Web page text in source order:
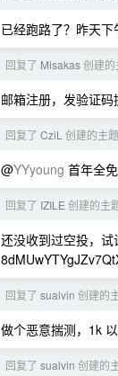
已经跑路了？昨天
回复了 Misakas创建的
邮箱注册，发验证
回复了 CziL 创建的主题
@YYyoung 首年全免
回复了 IZILE 创建的主
还没收到过空投，试
回复了 sualvin 创建的
做个恶意揣测，1k
回复了 sualvin 创建的